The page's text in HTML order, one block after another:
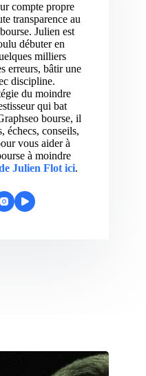
compte propre
transparence au
Julien est
débuter en
milliers
erreurs, bâtir une
discipline.
du moindre
qui bat
bourse, il
échecs, conseils,
vous aider à
à moindre
Julien Flot ici.